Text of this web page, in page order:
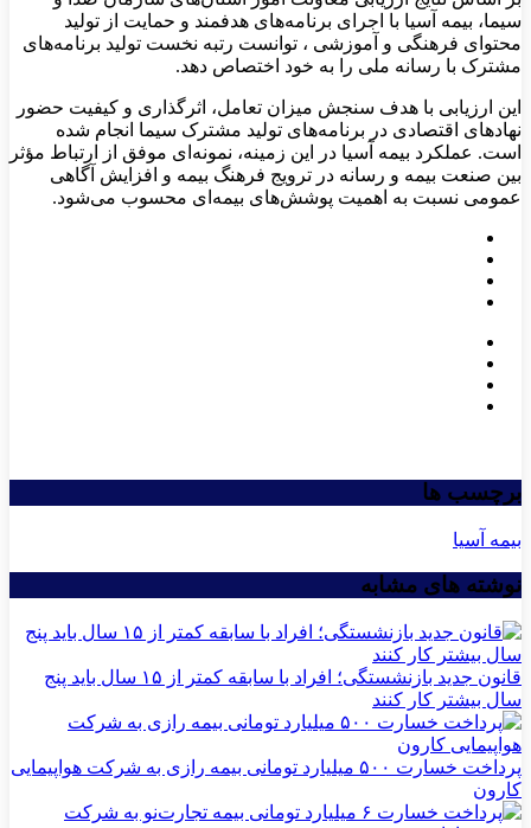
سیما، بیمه آسیا با اجرای برنامه‌های هدفمند و حمایت از تولید
محتوای فرهنگی و آموزشی ، توانست رتبه نخست تولید برنامه‌های
مشترک با رسانه ملی را به خود اختصاص دهد.
این ارزیابی با هدف سنجش میزان تعامل، اثرگذاری و کیفیت حضور
نهادهای اقتصادی در برنامه‌های تولید مشترک سیما انجام شده
است. عملکرد بیمه آسیا در این زمینه، نمونه‌ای موفق از ارتباط مؤثر
بین صنعت بیمه و رسانه در ترویج فرهنگ بیمه و افزایش آگاهی
عمومی نسبت به اهمیت پوشش‌های بیمه‌ای محسوب می‌شود.
برچسب ها
بیمه آسیا
نوشته های مشابه
قانون جدید بازنشستگی؛ افراد با سابقه کمتر از ۱۵ سال باید پنج
سال بیشتر کار کنند
پرداخت خسارت ۵۰۰ میلیارد تومانی بیمه رازی به شرکت هواپیمایی
کارون